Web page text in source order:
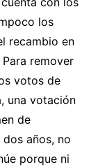
los
recambio en
remover
votos de
una votación
de
años, no
porque ni